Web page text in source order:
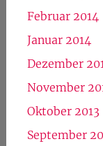
Februar 2014
Januar 2014
Dezember
November
Oktober 2013
September